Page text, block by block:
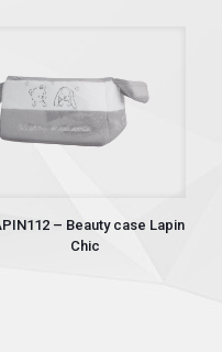
– Beauty case Lapin
Chic